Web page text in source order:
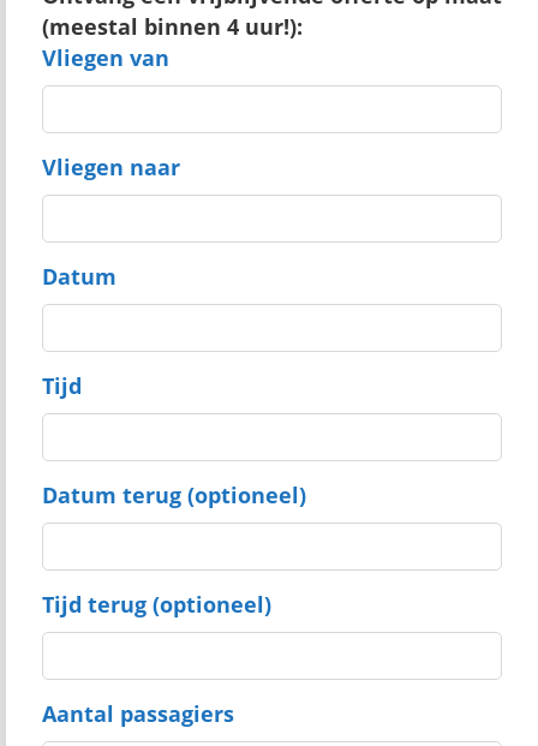
(meestal binnen 4 uur!):
Vliegen van
Vliegen naar
Datum
Tijd
Datum terug (optioneel)
Tijd terug (optioneel)
Aantal passagiers